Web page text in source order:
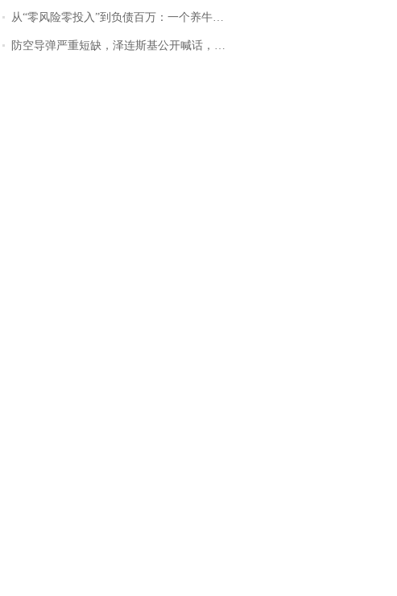
从“零风险零投入”到负债百万：一个养牛项目崩盘后，谁该为农户的贷款买单丨红星调查
防空导弹严重短缺，泽连斯基公开喊话，乌克兰失去导弹拦截能力？